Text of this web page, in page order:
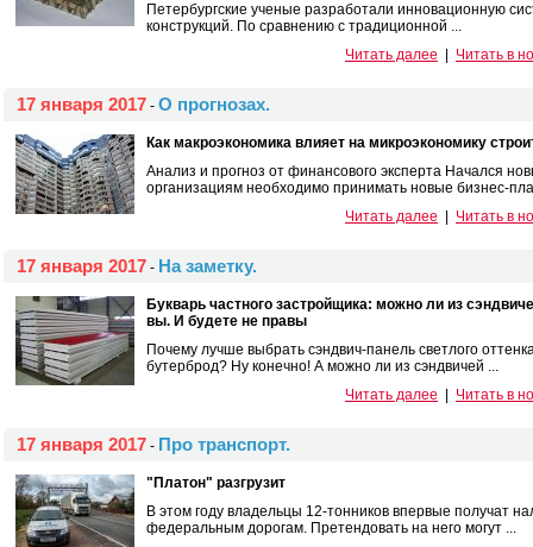
Петербургские ученые разработали инновационную
конструкций. По сравнению с традиционной ...
Читать далее
Читать в
17 января 2017 - О прогнозах.
Как макроэкономика влияет на микроэкономику
Анализ и прогноз от финансового эксперта Начался
организациям необходимо принимать новые бизнес-
Читать далее
Читать в
17 января 2017 - На заметку.
Букварь частного застройщика: можно ли из
вы. И будете не правы
Почему лучше выбрать сэндвич-панель светлого
бутерброд? Ну конечно! А можно ли из сэндвичей ...
Читать далее
Читать в
17 января 2017 - Про транспорт.
"Платон" разгрузит
В этом году владельцы 12-тонников впервые получат
федеральным дорогам. Претендовать на него могут ...